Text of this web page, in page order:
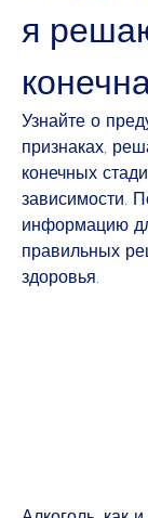
я
Узнайте о
признаках,
конечных
зависимости.
информацию
правильных
здоровья.